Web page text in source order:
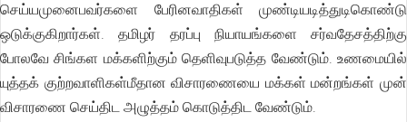
செய்யமுனைபவர்களை பேரினவாதிகள் முண்டியடித்துடிகொண்டு
ஒடுக்குகிறார்கள். தமிழர் தரப்பு நியாயங்களை சர்வதேசத்திற்கு
போலவே சிங்கள மக்களிற்கும் தெளிவுபடுத்த வேண்டும். உணமையில்
யுத்தக் குற்றவாளிகள்மீதான விசாரணையை மக்கள் மன்றங்கள் முன்
விசாரணை செய்திட அழுத்தம் கொடுத்திட வேண்டும்.